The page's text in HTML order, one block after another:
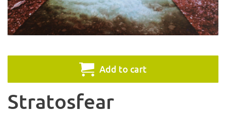
Add to cart
Stratosfear